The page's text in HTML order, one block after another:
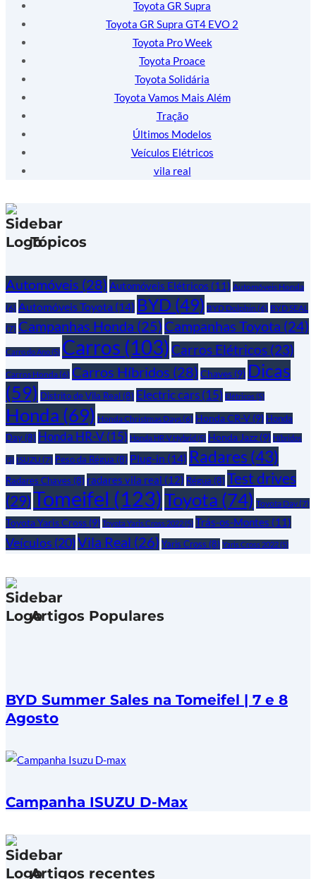
Toyota GR Supra
Toyota GR Supra GT4 EVO 2
Toyota Pro Week
Toyota Proace
Toyota Solidária
Toyota Vamos Mais Além
Tração
Últimos Modelos
Veículos Elétricos
vila real
Tópicos
Automóveis (28) Automóveis Elétricos (11) Automóveis Honda
(6) Automóveis Toyota (14) BYD (49) BYD Dolphin (6) BYD SEAL
(7) Campanhas Honda (25) Campanhas Toyota (24)
Carro do Ano(5) Carros (103) Carros Elétricos (23)
Carros Honda(6) Carros Híbridos (28) Chaves (9) Dicas
(59) Distrito de Vila Real (8) Electric cars (15) Elétricos (5)
Honda (69) Honda Christmas Days(6) Honda CR-V (9) Honda
Day (8) Honda HR-V (15) Honda HR-V Hybrid(5) Honda Jazz (9) Híbridos
(5) ISUZU (7) Peso da Régua (8) Plug-in (14) Radares (43)
Radares Chaves (8) radares vila real (12) Régua (8) Test drives
(29)Tomeifel (123)Toyota (74) Toyota Day(7)
Toyota Yaris Cross (9) Toyota Yaris Cross 2022(5) Trás-os-Montes (11)
Veículos (20)Vila Real (26) Yaris Cross (8) Yaris Cross 2022(5)
Artigos Populares
BYD Summer Sales na Tomeifel | 7 e 8
Agosto
Campanha ISUZU D-Max
Artigos recentes